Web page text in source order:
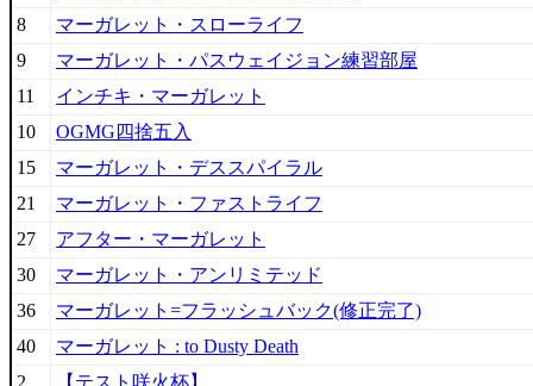
8
マーガレット・スローライフ
9
マーガレット・パスウェイジョン練習部屋
11
インチキ・マーガレット
10
OGMG四捨五入
15
マーガレット・デススパイラル
21
マーガレット・ファストライフ
27
アフター・マーガレット
30
マーガレット・アンリミテッド
36
マーガレット=フラッシュバック(修正完了)
40
マーガレット : to Dusty Death
2
【テスト咲火杯】